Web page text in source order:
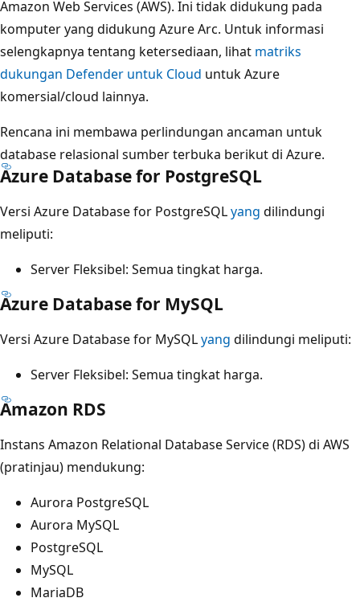
Amazon Web Services (AWS). Ini tidak didukung pada
komputer yang didukung Azure Arc. Untuk informasi
selengkapnya tentang ketersediaan, lihat matriks
dukungan Defender untuk Cloud untuk Azure
komersial/cloud lainnya.
Rencana ini membawa perlindungan ancaman untuk
database relasional sumber terbuka berikut di Azure.
Azure Database for PostgreSQL
Versi Azure Database for PostgreSQLyang dilindungi
meliputi:
Server Fleksibel: Semua tingkat harga.
Azure Database for MySQL
Versi Azure Database for MySQLyang dilindungi meliputi:
Server Fleksibel: Semua tingkat harga.
Amazon RDS
Instans Amazon Relational Database Service (RDS) di AWS
(pratinjau) mendukung:
Aurora PostgreSQL
Aurora MySQL
PostgreSQL
MySQL
MariaDB